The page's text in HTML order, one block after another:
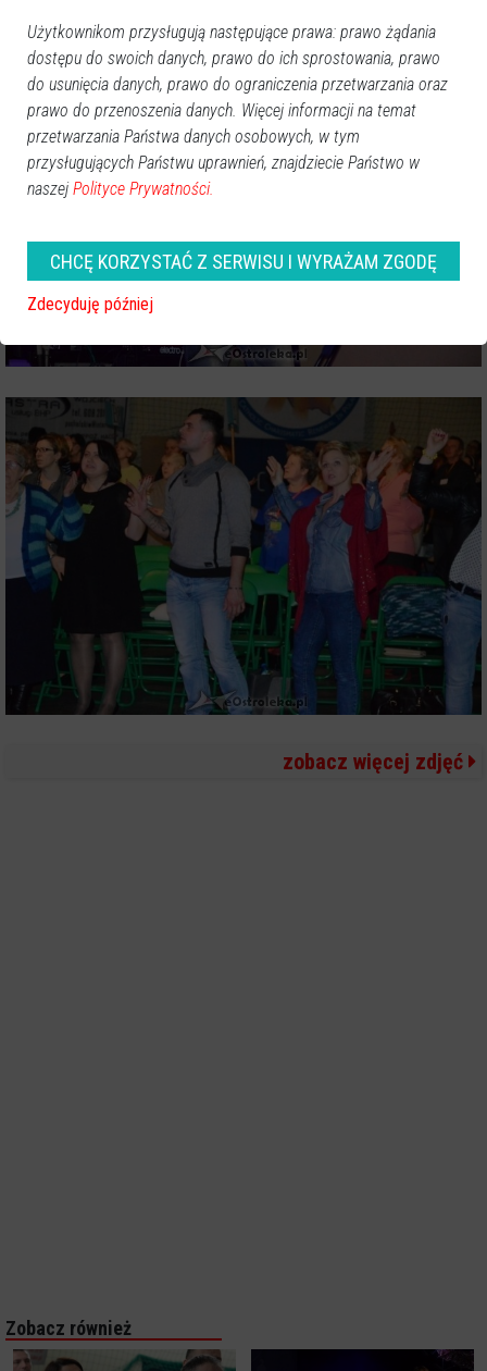
zobacz więcej zdjęć
Zobacz również
Użytkownikom przysługują następujące prawa: prawo żądania
dostępu do swoich danych, prawo do ich sprostowania, prawo
do usunięcia danych, prawo do ograniczenia przetwarzania oraz
prawo do przenoszenia danych. Więcej informacji na temat
przetwarzania Państwa danych osobowych, w tym
przysługujących Państwu uprawnień, znajdziecie Państwo w
naszej Polityce Prywatności.
CHCĘ KORZYSTAĆ Z SERWISU I WYRAŻAM ZGODĘ
Zdecyduję później